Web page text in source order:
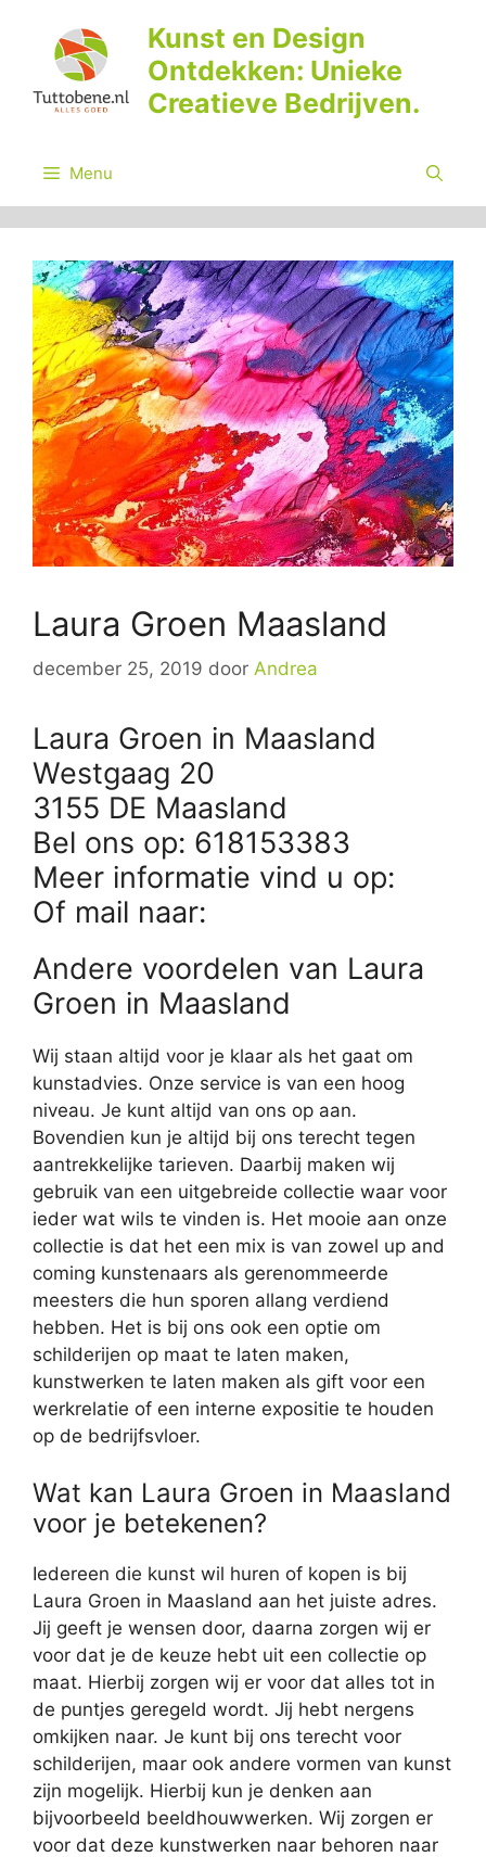
inhoud
Kunst en Design
Ontdekken: Unieke
Creatieve Bedrijven.
Menu
Laura Groen Maasland
december 25, 2019 door Andrea
Laura Groen in Maasland
Westgaag 20
3155 DE Maasland
Bel ons op: 618153383
Meer informatie vind u op:
Of mail naar:
Andere voordelen van Laura
Groen in Maasland
Wij staan altijd voor je klaar als het gaat om
kunstadvies. Onze service is van een hoog
niveau. Je kunt altijd van ons op aan.
Bovendien kun je altijd bij ons terecht tegen
aantrekkelijke tarieven. Daarbij maken wij
gebruik van een uitgebreide collectie waar voor
ieder wat wils te vinden is. Het mooie aan onze
collectie is dat het een mix is van zowel up and
coming kunstenaars als gerenommeerde
meesters die hun sporen allang verdiend
hebben. Het is bij ons ook een optie om
schilderijen op maat te laten maken,
kunstwerken te laten maken als gift voor een
werkrelatie of een interne expositie te houden
op de bedrijfsvloer.
Wat kan Laura Groen in Maasland
voor je betekenen?
Iedereen die kunst wil huren of kopen is bij
Laura Groen in Maasland aan het juiste adres.
Jij geeft je wensen door, daarna zorgen wij er
voor dat je de keuze hebt uit een collectie op
maat. Hierbij zorgen wij er voor dat alles tot in
de puntjes geregeld wordt. Jij hebt nergens
omkijken naar. Je kunt bij ons terecht voor
schilderijen, maar ook andere vormen van kunst
zijn mogelijk. Hierbij kun je denken aan
bijvoorbeeld beeldhouwwerken. Wij zorgen er
voor dat deze kunstwerken naar behoren naar